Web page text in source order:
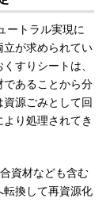
ートラル実現に
立が求められてい
すりシートは、
であることから分
源ごみとして回
り処理されてき
資材なども含む
転換して再資源化